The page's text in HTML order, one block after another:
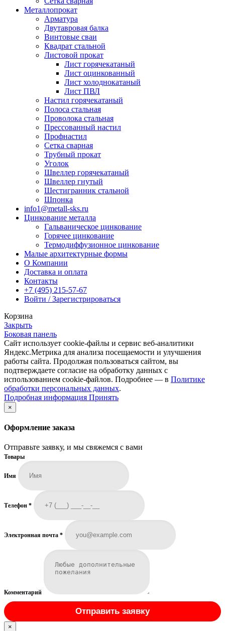
Металлопрокат
Арматура
Двутавровая балка
Винтовые сваи
Квадрат стальной
Листовой прокат
Лист горячекатаный
Лист оцинкованный
Лист холоднокатаный
Лист ПВЛ
Настил горячекатаный
Полоса стальная
Проволока стальная
Прессованный настил
Профнастил
Сетка сварная
Трубный прокат
Уголок
Швеллер горячекатаный
Швеллер гнутый
Шестигранник стальной
Шпонка
info1@metall-sks.ru
Цинкование металла
Гальваническое цинкование
Горячее цинкование
Термодиффузионное цинкование
Малые архитектурные формы
О Компании
Доставка и оплата
Контакты
+7 (495) 215-57-67
Войти / Зарегистрироваться
Корзина
Закрыть
Боковая панель
Сайт использует cookie-файлы и сервис веб-аналитики
Яндекс.Метрика для анализа посещаемости и улучшения
работы сайта. Продолжая пользоваться сайтом, вы
подтверждаете согласие на обработку данных с
использованием cookie-файлов. Подробнее — в Политике
обработки персональных данных.
Подробная информация Подробная
Принять
×
Оформление заказа
Отправьте заявку, и мы свяжемся с вами
Товары
Имя
Телефон *
Электронная почта *
Комментарий
Отправить заявку
×